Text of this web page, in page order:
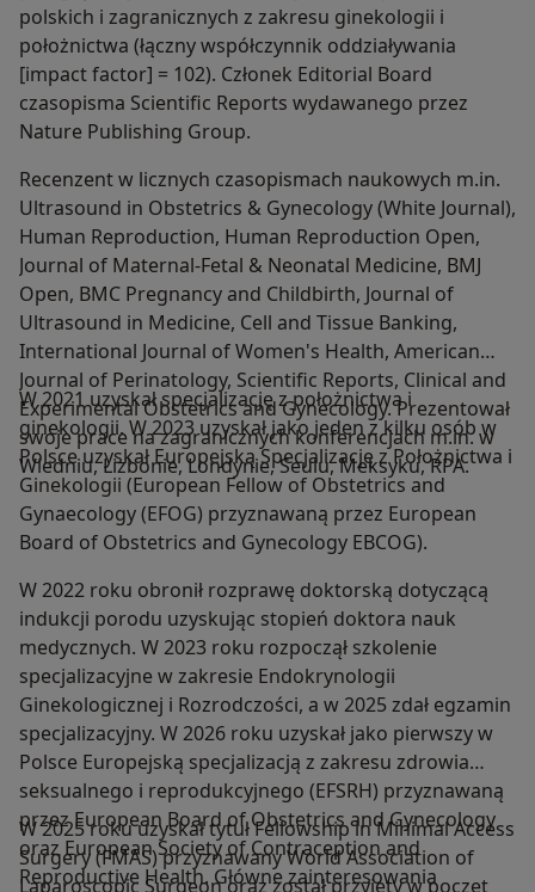
polskich i zagranicznych z zakresu ginekologii i
położnictwa (łączny współczynnik oddziaływania
[impact factor] = 102). Członek Editorial Board
czasopisma Scientific Reports wydawanego przez
Nature Publishing Group.
Recenzent w licznych czasopismach naukowych m.in.
Ultrasound in Obstetrics & Gynecology (White Journal),
Human Reproduction, Human Reproduction Open,
Journal of Maternal-Fetal & Neonatal Medicine, BMJ
Open, BMC Pregnancy and Childbirth, Journal of
Ultrasound in Medicine, Cell and Tissue Banking,
International Journal of Women's Health, American
Journal of Perinatology, Scientific Reports, Clinical and
Experimental Obstetrics and Gynecology. Prezentował
swoje prace na zagranicznych konferencjach m.in. w
Wiedniu, Lizbonie, Londynie, Seulu, Meksyku, RPA.
W 2021 uzyskał specjalizację z położnictwa i
ginekologii. W 2023 uzyskał jako jeden z kilku osób w
Polsce uzyskał Europejską Specjalizację z Położnictwa i
Ginekologii (European Fellow of Obstetrics and
Gynaecology (EFOG) przyznawaną przez European
Board of Obstetrics and Gynecology EBCOG).
W 2022 roku obronił rozprawę doktorską dotyczącą
indukcji porodu uzyskując stopień doktora nauk
medycznych. W 2023 roku rozpoczął szkolenie
specjalizacyjne w zakresie Endokrynologii
Ginekologicznej i Rozrodczości, a w 2025 zdał egzamin
specjalizacyjny. W 2026 roku uzyskał jako pierwszy w
Polsce Europejską specjalizacją z zakresu zdrowia
seksualnego i reprodukcyjnego (EFSRH) przyznawaną
przez European Board of Obstetrics and Gynecology
oraz European Society of Contraception and
Reproductive Health. Główne zainteresowania
W 2025 roku uzyskał tytuł Fellowship in Minimal Access
Surgery (FMAS) przyznawany World Association of
Laparoscopic Surgeon oraz został przyjęty w poczet